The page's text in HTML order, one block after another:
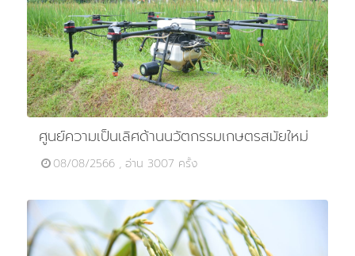
ศูนย์ความเป็นเลิศด้านนวัตกรรมเกษตรสมัยใหม่
08/08/2566 , อ่าน 3007 ครั้ง